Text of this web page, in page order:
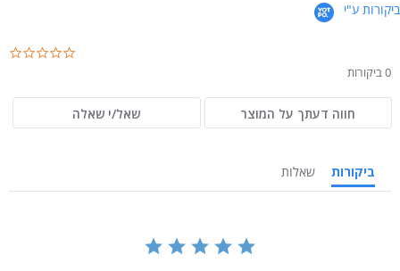
ביקורות ע"י
0 ביקורות
חווה דעתך על המוצר שאל/י שאלה
ביקורות שאלות